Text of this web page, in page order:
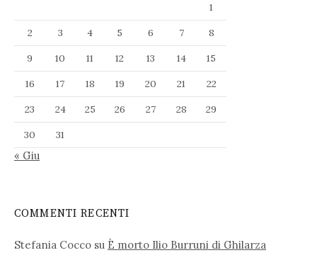
1
2
3 4 5 6 7
8
9
10 11 12 13 14
15
16
17 18 19 20 21
22
23
24 25 26 27 28
29
30
31
« Giu
COMMENTI RECENTI
Stefania Cocco su È morto Ilio Burruni di Ghilarza